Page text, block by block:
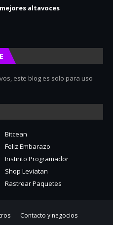
altavoces
este blog es solo para uso
Bitcean
Feliz Embarazo
Instinto Programador
Shop Leviatan
Rastrear Paquetes
Contacto y negocios